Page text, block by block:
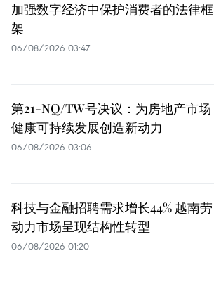
加强数字经济中保护消费者的法律框
架
06/08/2026 03:47
第21-NQ/TW号决议：为房地产市场
健康可持续发展创造新动力
06/08/2026 03:06
科技与金融招聘需求增长44% 越南劳
动力市场呈现结构性转型
06/08/2026 01:20